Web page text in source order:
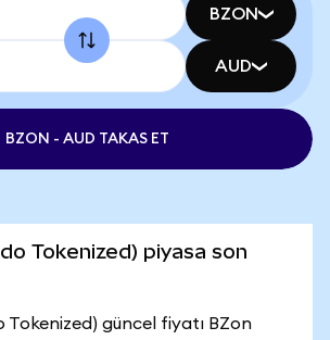
BZON
AUD
BZON - AUD TAKAS ET
Tokenized) piyasa son
Tokenized) güncel fiyatı BZon